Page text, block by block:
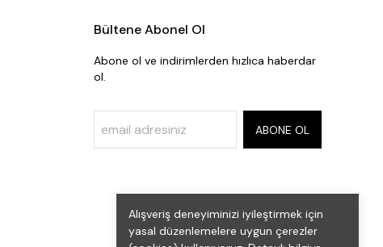
Alışveriş deneyiminizi iyileştirmek için
yasal düzenlemelere uygun çerezler
Bültene Abonel Ol
Abone ol ve indirimlerden hızlıca haberdar
ol.
ABONE OL